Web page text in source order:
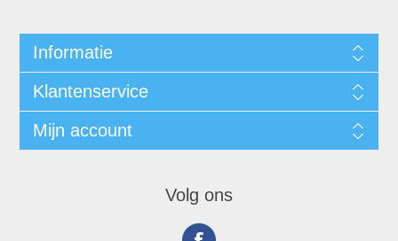
Informatie
Klantenservice
Mijn account
Volg ons